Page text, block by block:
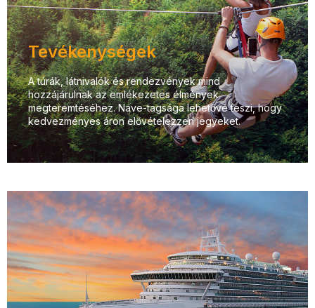
Tevékenységek
A túrák, látnivalók és rendezvények mind
hozzájárulnak az emlékezetes élmények
megteremtéséhez. Nave-tagsága lehetővé teszi, hogy
kedvezményes áron elővételezzen jegyeket.